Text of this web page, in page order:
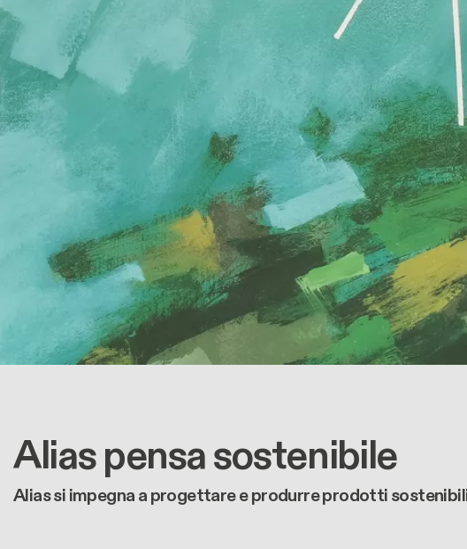
Alias pensa sostenibile
Alias si impegna a progettare e produrre prodotti